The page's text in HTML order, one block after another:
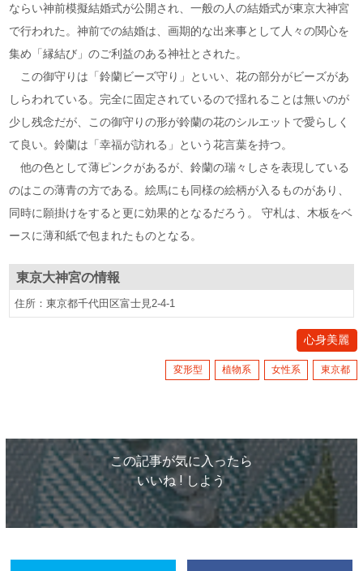
ならい神前模擬結婚式が公開され、一般の人の結婚式が東京大神宮
で行われた。神前での結婚は、画期的な出来事として人々の関心を
集め「縁結び」のご利益のある神社とされた。
この御守りは「鈴蘭ビーズ守り」といい、花の部分がビーズがあ
しらわれている。完全に固定されているので揺れることは無いのが
少し残念だが、この御守りの形が鈴蘭の花のシルエットで愛らしく
て良い。鈴蘭は「幸福が訪れる」という花言葉を持つ。
他の色として薄ピンクがあるが、鈴蘭の瑞々しさを表現している
のはこの薄青の方である。絵馬にも同様の絵柄が入るものがあり、
同時に願掛けをすると更に効果的となるだろう。 守札は、木板をベ
ースに薄和紙で包まれたものとなる。
東京大神宮の情報
住所：東京都千代田区富士見2-4-1
心身美麗
東京都
女性系
植物系
変形型
この記事が気に入ったら
いいね ! しよう